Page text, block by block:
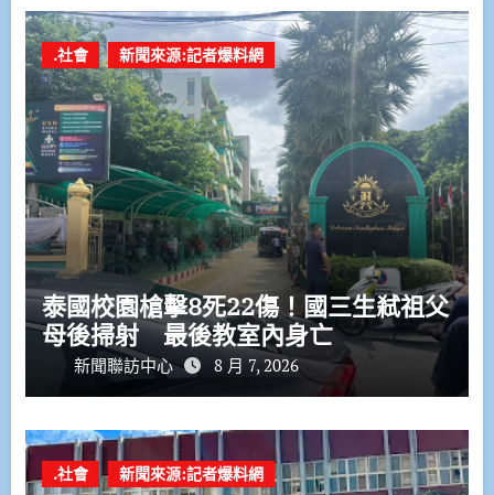
.社會 新聞來源:記者爆料網
泰國校園槍擊8死22傷！國三生弒祖父
母後掃射 最後教室內身亡
新聞聯訪中心 8 月 7, 2026
.社會 新聞來源:記者爆料網